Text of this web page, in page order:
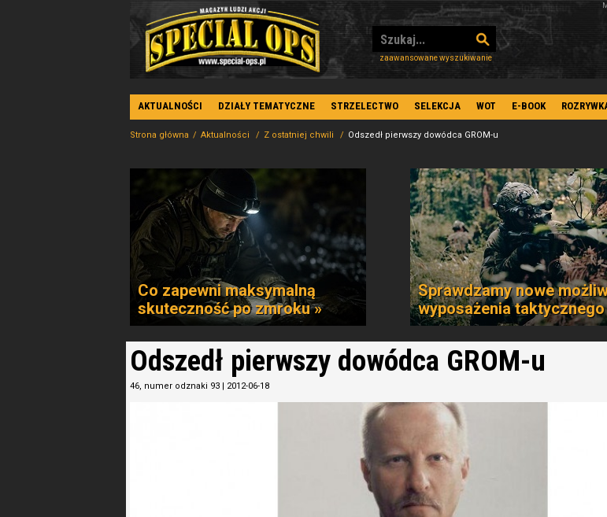
zaawansowane wyszukiwanie
AKTUALNOŚCI DZIAŁY TEMATYCZNE STRZELECTWO SELEKCJA WOT E-BOOK
Strona główna Aktualności Z ostatniej chwili Odszedł pierwszy dowódca GROM-u
Co zapewni maksymalną
skuteczność po zmroku »
Sprawdzamy nowe
wyposażenia taktycznego
Odszedł pierwszy dowódca GROM-u
46, numer odznaki 93 | 2012-06-18